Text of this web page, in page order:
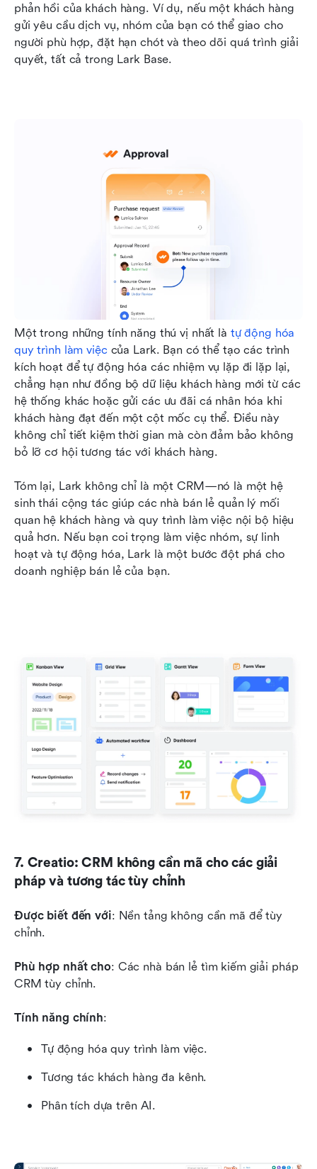
phản hồi của khách hàng. Ví dụ, nếu một khách hàng
gửi yêu cầu dịch vụ, nhóm của bạn có thể giao cho
người phù hợp, đặt hạn chót và theo dõi quá trình giải
quyết, tất cả trong Lark Base.
Một trong những tính năng thú vị nhất là tự động hóa
quy trình làm việc của Lark. Bạn có thể tạo các trình
kích hoạt để tự động hóa các nhiệm vụ lặp đi lặp lại,
chẳng hạn như đồng bộ dữ liệu khách hàng mới từ các
hệ thống khác hoặc gửi các ưu đãi cá nhân hóa khi
khách hàng đạt đến một cột mốc cụ thể. Điều này
không chỉ tiết kiệm thời gian mà còn đảm bảo không
bỏ lỡ cơ hội tương tác với khách hàng.
Tóm lại, Lark không chỉ là một CRM—nó là một hệ
sinh thái cộng tác giúp các nhà bán lẻ quản lý mối
quan hệ khách hàng và quy trình làm việc nội bộ hiệu
quả hơn. Nếu bạn coi trọng làm việc nhóm, sự linh
hoạt và tự động hóa, Lark là một bước đột phá cho
doanh nghiệp bán lẻ của bạn.
7. Creatio: CRM không cần mã cho các giải
pháp và tương tác tùy chỉnh
Được biết đến với: Nền tảng không cần mã để tùy
chỉnh.
Phù hợp nhất cho: Các nhà bán lẻ tìm kiếm giải pháp
CRM tùy chỉnh.
Tính năng chính:
Tự động hóa quy trình làm việc.
Tương tác khách hàng đa kênh.
Phân tích dựa trên AI.